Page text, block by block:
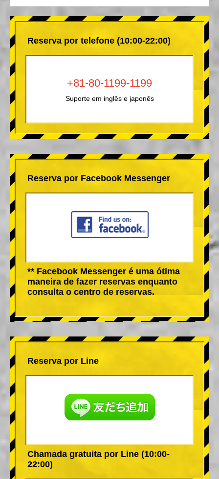
Reserva por telefone (10:00-22:00)
+81-80-1199-1199
Suporte em inglês e japonês
Reserva por Facebook Messenger
** Facebook Messenger é uma ótima
maneira de fazer reservas enquanto
consulta o centro de reservas.
Reserva por Line
Chamada gratuita por Line (10:00-
22:00)